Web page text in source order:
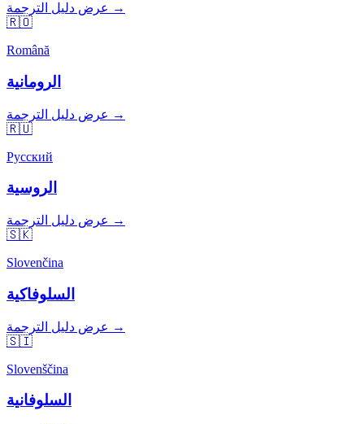
عرض دليل الترجمة →
🇷🇴
Română
الرومانية
عرض دليل الترجمة →
🇷🇺
Русский
الروسية
عرض دليل الترجمة →
🇸🇰
Slovenčina
السلوفاكية
عرض دليل الترجمة →
🇸🇮
Slovenščina
السلوفانية